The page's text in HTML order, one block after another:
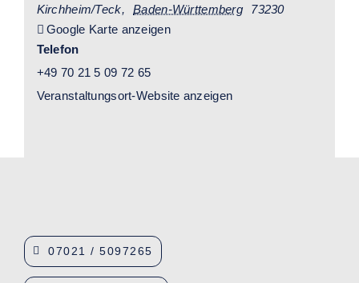
Kirchheim/Teck, Baden-Württemberg
73230
Google Karte anzeigen
Telefon
+49 70 21 5 09 72 65
Veranstaltungsort-Website anzeigen
07021 / 5097265